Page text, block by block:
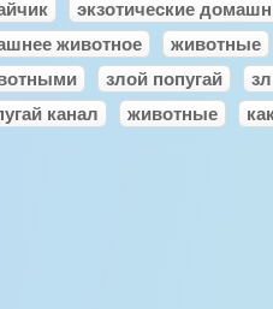
экзотические
животное
животные
злой попугай
канал
животные